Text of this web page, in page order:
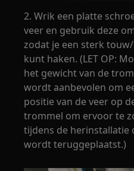
2. Wrik een platte
veer en gebruik deze
zodat je een sterk
kunt haken. (LET OP:
het gewicht van de
wordt aanbevolen om
positie van de veer op
trommel om ervoor te
tijdens de herinstallatie
wordt teruggeplaatst.)